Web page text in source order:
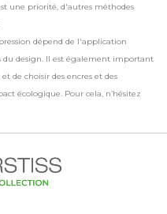
une priorité, d'autres méthodes
dépend de l'application
du design. Il est également important
de choisir des encres et des
écologique. Pour cela, n’hésitez